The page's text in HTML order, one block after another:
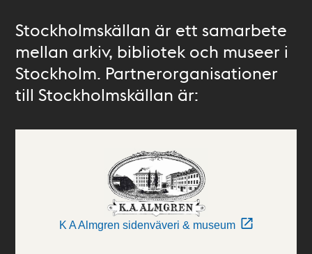
Stockholmskällan är ett samarbete
mellan arkiv, bibliotek och museer i
Stockholm. Partnerorganisationer
till Stockholmskällan är:
K A Almgren sidenväveri & museum